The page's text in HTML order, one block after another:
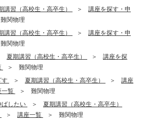
講習（高校生・高卒生）
講座を探す・申
難関物理
講習（高校生・高卒生）
講座を探す・申
難関物理
夏期講習（高校生・高卒生）
講座を探
難関物理
す 夏期講習（高校生・高卒生）
講座
一覧
難関物理
ばしたい
夏期講習（高校生・高卒生）
講座一覧 難関物理